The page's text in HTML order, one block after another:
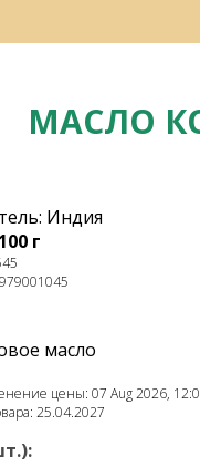
МАСЛО
Индия
г
масло
цены: 07 Aug 2026,
25.04.2027